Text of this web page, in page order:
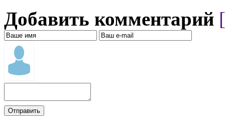
Добавить комментарий